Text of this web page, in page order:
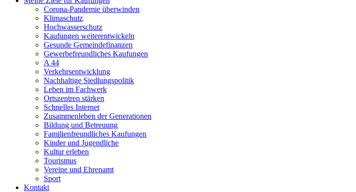
Corona-Pandemie überwinden
Klimaschutz
Hochwasserschutz
Kaufungen weiterentwickeln
Gesunde Gemeindefinanzen
Gewerbefreundliches Kaufungen
A 44
Verkehrsentwicklung
Nachhaltige Siedlungspolitik
Leben im Fachwerk
Ortszentren stärken
Schnelles Internet
Zusammenleben der Generationen
Bildung und Betreuung
Familienfreundliches Kaufungen
Kinder und Jugendliche
Kultur erleben
Tourismus
Vereine und Ehrenamt
Sport
Kontakt